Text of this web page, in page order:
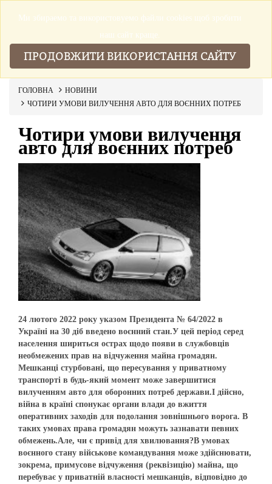
ГОЛОВНА
НОВИНИ
ЧОТИРИ УМОВИ ВИЛУЧЕННЯ АВТО ДЛЯ ВОЄННИХ ПОТРЕБ
Чотири умови вилучення
авто для воєнних потреб
24 лютого 2022 року указом Президента № 64/2022 в
Україні на 30 діб введено воєнний стан.У цей період серед
населення шириться острах щодо появи в службовців
необмежених прав на відчуження майна громадян.
Мешканці стурбовані, що пересування у приватному
транспорті в будь-який момент може завершитися
вилученням авто для оборонних потреб держави.І дійсно,
війна в країні спонукає органи влади до вжиття
оперативних заходів для подолання зовнішнього ворога. В
таких умовах права громадян можуть зазнавати певних
обмежень.Але, чи є привід для хвилювання?В умовах
воєнного стану військове командування може здійснювати,
зокрема, примусове відчуження (реквізицію) майна, що
перебуває у приватній власності мешканців, відповідно до
Ми збираемо та використовуемо файли cookies щоб зробити
наш сайт краще.
ПРОДОВЖИТИ ВИКОРИСТАННЯ САЙТУ